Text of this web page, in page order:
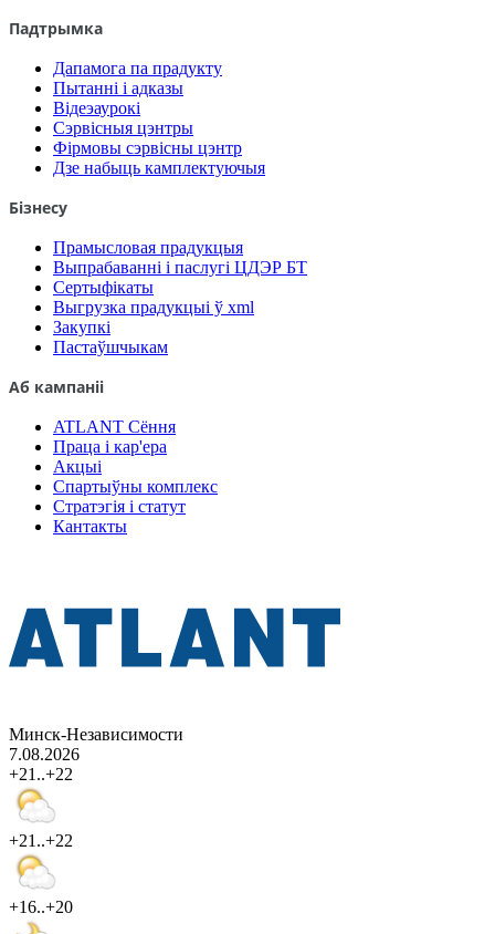
Падтрымка
Дапамога па прадукту
Пытанні і адказы
Відеэаурокі
Сэрвісныя цэнтры
Фірмовы сэрвісны цэнтр
Дзе набыць камплектуючыя
Бізнесу
Прамысловая прадукцыя
Выпрабаванні і паслугі ЦДЭР БТ
Сертыфікаты
Выгрузка прадукцыі ў xml
Закупкі
Пастаўшчыкам
Аб кампаніі
ATLANT Сёння
Праца і кар'ера
Акцыі
Спартыўны комплекс
Стратэгія і статут
Кантакты
Минск-Независимости
7.08.2026
+21..+22
+21..+22
+16..+20